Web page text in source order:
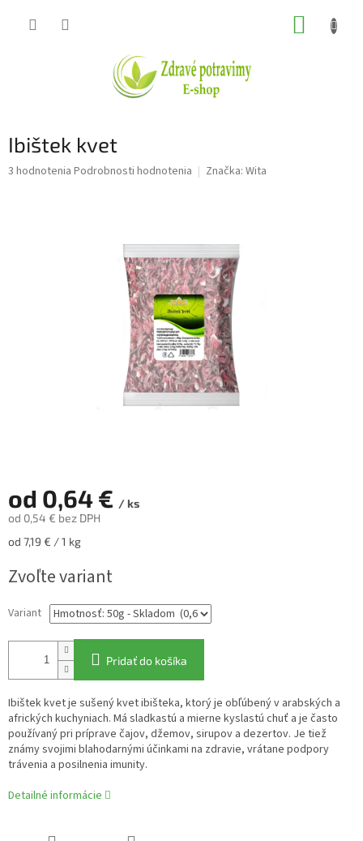
Ibištek kvet
Priemerné
3 hodnotenia Podrobnosti hodnotenia Značka: Wita
od 0,64 € / ks
od 0,54 € bez DPH
Jednotková
od 7,19 € / 1 kg
Zvoľte variant
Variant
Pridať do košíka
Ibištek kvet je sušený kvet ibišteka, ktorý je obľúbený v arabských a
afrických kuchyniach. Má sladkastú a mierne kyslastú chuť a je často
používaný pri príprave čajov, džemov, sirupov a dezertov. Je tiež
známy svojimi blahodarnými účinkami na zdravie, vrátane podpory
trávenia a posilnenia imunity.
Detailné informácie